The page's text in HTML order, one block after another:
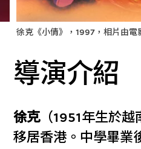
徐克《小倩》，1997，相片由電
導演介紹
徐克（1951年生於越
移居香港。中學畢業